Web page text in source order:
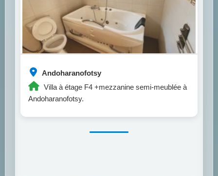
Andoharanofotsy
Villa à étage F4 +mezzanine semi-meublée à
Andoharanofotsy.